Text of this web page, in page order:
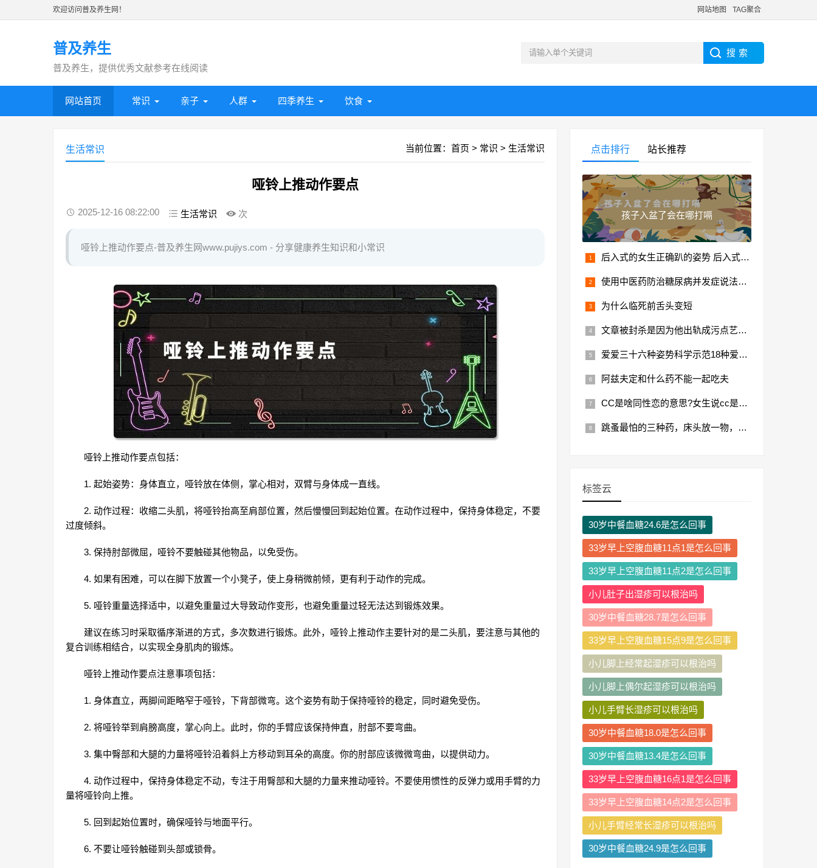
欢迎访问普及养生网！ 网站地图 TAG聚合
普及养生
普及养生，提供优秀文献参考在线阅读
网站首页 常识 亲子 人群 四季养生 饮食
当前位置： 首页 > 常识 > 生活常识
生活常识
哑铃上推动作要点
2025-12-16 08:22:00 生活常识 次
哑铃上推动作要点-普及养生网www.pujiys.com - 分享健康养生知识和小常识
哑铃上推动作要点包括：
1. 起始姿势：身体直立，哑铃放在体侧，掌心相对，双臂与身体成一直线。
2. 动作过程：收缩二头肌，将哑铃抬高至肩部位置，然后慢慢回到起始位置。在动作过程中，保持身体稳定，不要
过度倾斜。
3. 保持肘部微屈，哑铃不要触碰其他物品，以免受伤。
4. 如果有困难，可以在脚下放置一个小凳子，使上身稍微前倾，更有利于动作的完成。
5. 哑铃重量选择适中，以避免重量过大导致动作变形，也避免重量过轻无法达到锻炼效果。
建议在练习时采取循序渐进的方式，多次数进行锻炼。此外，哑铃上推动作主要针对的是二头肌，要注意与其他的
复合训练相结合，以实现全身肌肉的锻炼。
哑铃上推动作要点注意事项包括：
1. 身体直立，两脚间距略窄于哑铃，下背部微弯。这个姿势有助于保持哑铃的稳定，同时避免受伤。
2. 将哑铃举到肩膀高度，掌心向上。此时，你的手臂应该保持伸直，肘部不要弯曲。
3. 集中臀部和大腿的力量将哑铃沿着斜上方移动到耳朵的高度。你的肘部应该微微弯曲，以提供动力。
4. 动作过程中，保持身体稳定不动，专注于用臀部和大腿的力量来推动哑铃。不要使用惯性的反弹力或用手臂的力
量将哑铃向上推。
5. 回到起始位置时，确保哑铃与地面平行。
6. 不要让哑铃触碰到头部或锁骨。
点击排行 站长推荐
孩子入盆了会在哪打嗝
后入式的女生正确趴的姿势 后入式女孩的标准姿势
使用中医药防治糖尿病并发症说法正确的是什么
为什么临死前舌头变短
文章被封杀是因为他出轨成污点艺人，文章现状落魄
爱爱三十六种姿势科学示范18种爱爱姿势、真人图解
阿兹夫定和什么药不能一起吃夫
CC是啥同性恋的意思?女生说cc是什么意思
跳蚤最怕的三种药，床头放一物，让你少生病！
标签云
30岁中餐血糖24.6是怎么回事
33岁早上空腹血糖11点1是怎么回事
33岁早上空腹血糖11点2是怎么回事
小儿肚子出湿疹可以根治吗
30岁中餐血糖28.7是怎么回事
33岁早上空腹血糖15点9是怎么回事
小儿脚上经常起湿疹可以根治吗
小儿脚上偶尔起湿疹可以根治吗
小儿手臂长湿疹可以根治吗
30岁中餐血糖18.0是怎么回事
30岁中餐血糖13.4是怎么回事
33岁早上空腹血糖16点1是怎么回事
33岁早上空腹血糖14点2是怎么回事
小儿手臂经常长湿疹可以根治吗
30岁中餐血糖24.9是怎么回事